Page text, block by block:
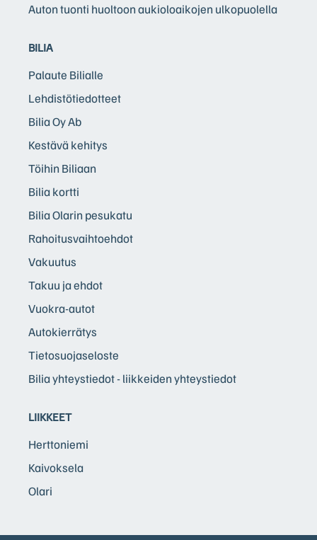
Auton tuonti huoltoon aukioloaikojen ulkopuolella
BILIA
Palaute Bilialle
Lehdistötiedotteet
Bilia Oy Ab
Kestävä kehitys
Töihin Biliaan
Bilia kortti
Bilia Olarin pesukatu
Rahoitusvaihtoehdot
Vakuutus
Takuu ja ehdot
Vuokra-autot
Autokierrätys
Tietosuojaseloste
Bilia yhteystiedot - liikkeiden yhteystiedot
LIIKKEET
Herttoniemi
Kaivoksela
Olari